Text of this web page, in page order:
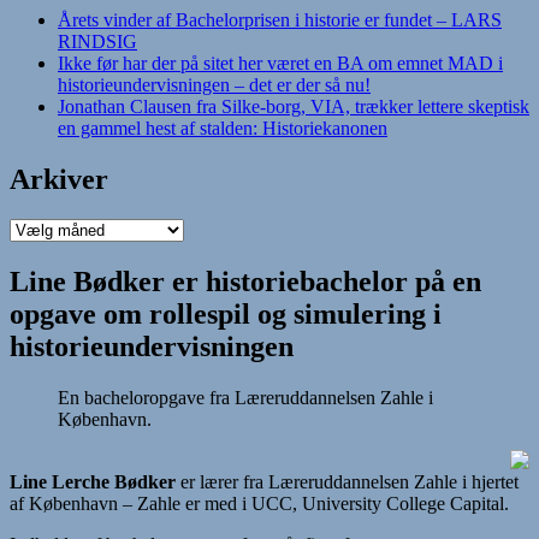
Årets vinder af Bachelorprisen i historie er fundet – LARS
RINDSIG
Ikke før har der på sitet her været en BA om emnet MAD i
historieundervisningen – det er der så nu!
Jonathan Clausen fra Silke-borg, VIA, trækker lettere skeptisk
en gammel hest af stalden: Historiekanonen
Arkiver
Arkiver
Line Bødker er historiebachelor på en
opgave om rollespil og simulering i
historieundervisningen
En bacheloropgave fra Læreruddannelsen Zahle i
København.
Line Lerche Bødker er lærer fra Læreruddannelsen Zahle i hjertet
af København – Zahle er med i UCC, University College Capital.